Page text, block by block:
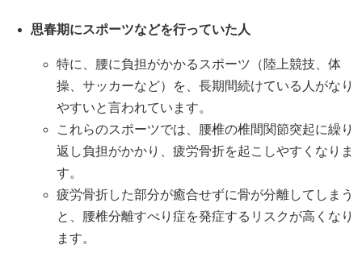
思春期にスポーツなどを行っていた人
特に、腰に負担がかかるスポーツ（陸上競技、体
操、サッカーなど）を、長期間続けている人がなり
やすいと言われています。
これらのスポーツでは、腰椎の椎間関節突起に繰り
返し負担がかかり、疲労骨折を起こしやすくなりま
す。
疲労骨折した部分が癒合せずに骨が分離してしまう
と、腰椎分離すべり症を発症するリスクが高くなり
ます。